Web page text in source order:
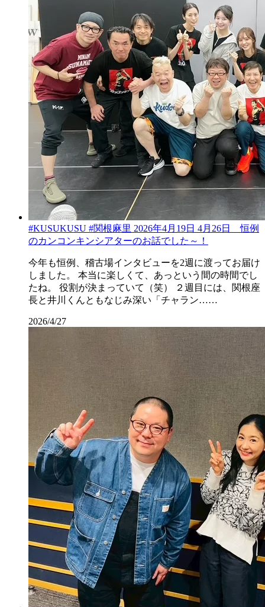
#KUSUKUSU #関根麻里 2026年4月19日 4月26日 恒例
のカンコンキンシアターのお話でした～！
今年も恒例、稽古場インタビューを2週に渡ってお届け
しました。 本当に楽しくて、あっという間の時間でし
たね。 役割が決まっていて（笑） ２週目には、関根座
長と井川くんともなじみ深い「チャラン……
2026/4/27